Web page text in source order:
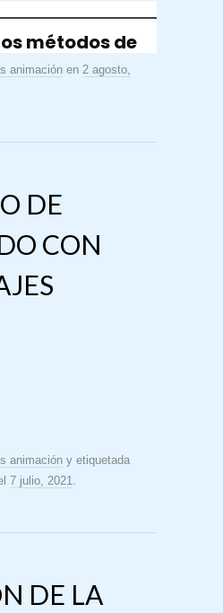
animación en 2 agosto,
DE
CON
animación y etiquetada
7 julio, 2021
DE LA